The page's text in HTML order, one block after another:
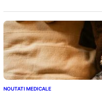
NOUTATI MEDICALE